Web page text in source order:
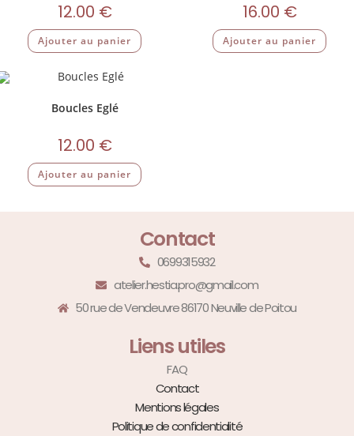
12.00 €
Ajouter au panier
16.00 €
Ajouter au panier
Boucles Eglé
12.00 €
Ajouter au panier
Contact
0699315932
atelier.hestia.pro@gmail.com
50 rue de Vendeuvre 86170 Neuville de Poitou
Liens utiles
FAQ
Contact
Mentions légales
Politique de confidentialité